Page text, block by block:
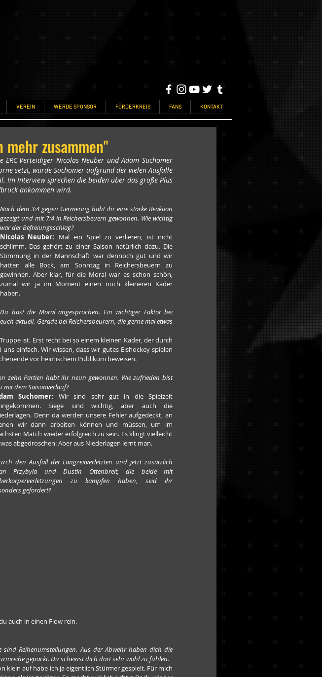
VEREIN WERDE SPONSOR FÖRDERKREIS FANS KONTAKT
zusammen"
Verteidiger Nicolas Neuber und Adam Suchomer
setzt, wurde Suchomer aufgrund der vielen Ausfälle
Interview sprechen die beiden über das große Plus
ankommen wird.
Nach dem 3:4 gegen Germering habt ihr eine starke Reaktion
gezeigt und mit 7:4 in Reichersbeuern gewonnen. Wie wichtig
war der Befreiungsschlag?
Nicolas Neuber: Mal ein Spiel zu verlieren, ist nicht
schlimm. Das gehört zu einer Saison natürlich dazu. Die
Stimmung in der Mannschaft war dennoch gut und wir
hatten alle Bock, am Sonntag in Reichersbeuern zu
gewinnen. Aber klar, für die Moral war es schon schön,
zumal wir ja im Moment einen noch kleineren Kader
haben.
Du hast die Moral angesprochen. Ein wichtiger Faktor bei
euch aktuell. Gerade bei Reichersbeurern, die gerne mal etwas
ist. Erst recht bei so einem kleinen Kader, der durch
einfach. Wir wissen, dass wir gutes Eishockey spielen
vor heimischem Publikum beweisen.
zehn Partien habt ihr neun gewonnen. Wie zufrieden bist
mit dem Saisonverlauf?
Suchomer: Wir sind sehr gut in die Spielzeit
Siege sind wichtig, aber auch die
Denn da werden unsere Fehler aufgedeckt, an
wir dann arbeiten können und müssen, um im
Match wieder erfolgreich zu sein. Es klingt vielleicht
abgedroschen: Aber aus Niederlagen lernt man.
den Ausfall der Langzeitverletzten und jetzt zusätzlich
Przybyla und Dustin Ottenbreit, die beide mit
zu kämpfen haben, seid ihr
gefordert?
auch in einen Flow rein.
sind Reihenumstellungen. Aus der Abwehr haben dich die
gepackt. Du scheinst dich dort sehr wohl zu fühlen.
klein auf habe ich ja eigentlich Stürmer gespielt. Für mich